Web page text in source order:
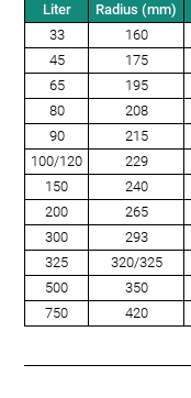
Liter Radius (mm)
33
160
45
175
65
195
80
208
90
215
100/120
229
150
240
200
265
300
293
325
320/325
500
350
750
420